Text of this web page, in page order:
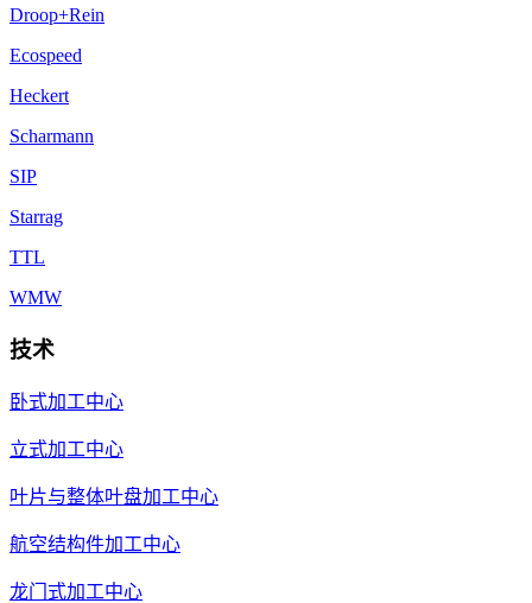
Droop+Rein
Ecospeed
Heckert
Scharmann
SIP
Starrag
TTL
WMW
技术
卧式加工中心
立式加工中心
叶片与整体叶盘加工中心
航空结构件加工中心
龙门式加工中心